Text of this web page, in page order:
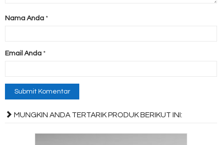
Nama Anda *
Email Anda *
MUNGKIN ANDA TERTARIK PRODUK BERIKUT INI: